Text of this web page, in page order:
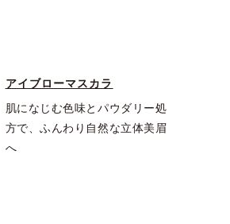
アイブローマスカラ
肌になじむ色味とパウダリー処
方で、ふんわり自然な立体美眉
へ